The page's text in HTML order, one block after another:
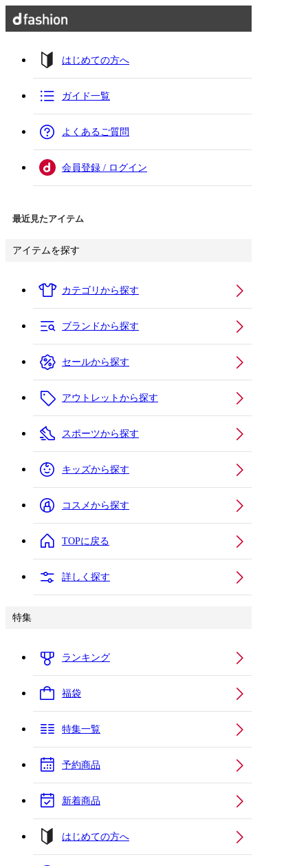
はじめての方へ
ガイド一覧
よくあるご質問
会員登録 / ログイン
最近見たアイテム
アイテムを探す
カテゴリから探す
ブランドから探す
セールから探す
アウトレットから探す
スポーツから探す
キッズから探す
コスメから探す
TOPに戻る
詳しく探す
特集
ランキング
福袋
特集一覧
予約商品
新着商品
はじめての方へ